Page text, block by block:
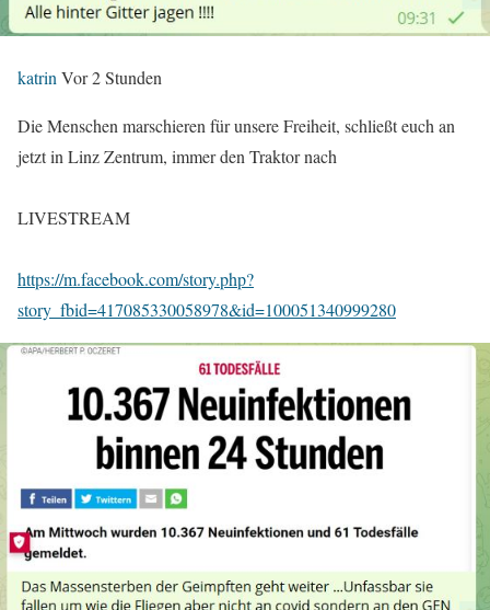
katrin Vor 2 Stunden
Die Menschen marschieren für unsere Freiheit, schließt euch an
jetzt in Linz Zentrum, immer den Traktor nach
LIVESTREAM
https://m.facebook.com/story.php?
story_fbid=417085330058978&id=100051340999280